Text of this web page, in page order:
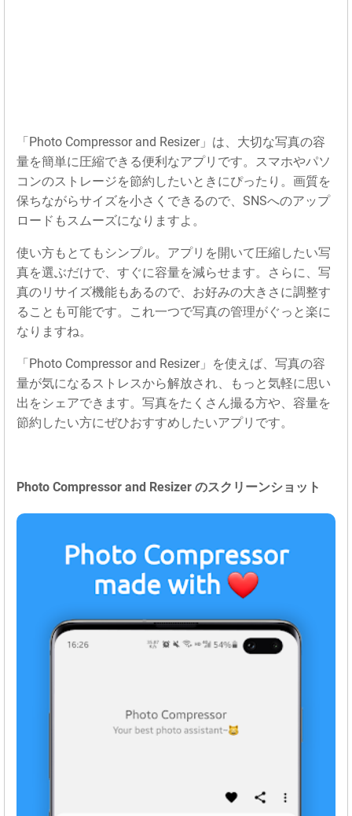
「Photo Compressor and Resizer」は、大切な写真の容
量を簡単に圧縮できる便利なアプリです。スマホやパソ
コンのストレージを節約したいときにぴったり。画質を
保ちながらサイズを小さくできるので、SNSへのアップ
ロードもスムーズになりますよ。
使い方もとてもシンプル。アプリを開いて圧縮したい写
真を選ぶだけで、すぐに容量を減らせます。さらに、写
真のリサイズ機能もあるので、お好みの大きさに調整す
ることも可能です。これ一つで写真の管理がぐっと楽に
なりますね。
「Photo Compressor and Resizer」を使えば、写真の容
量が気になるストレスから解放され、もっと気軽に思い
出をシェアできます。写真をたくさん撮る方や、容量を
節約したい方にぜひおすすめしたいアプリです。
Photo Compressor and Resizer のスクリーンショット